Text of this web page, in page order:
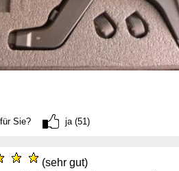
für Sie? ja (51)
(sehr gut)